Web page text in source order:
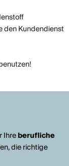
den Kundendienst
Ihreberufliche
die richtige